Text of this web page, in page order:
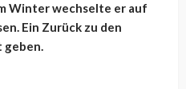
Winter wechselte er auf
Ein Zurück zu den
geben.